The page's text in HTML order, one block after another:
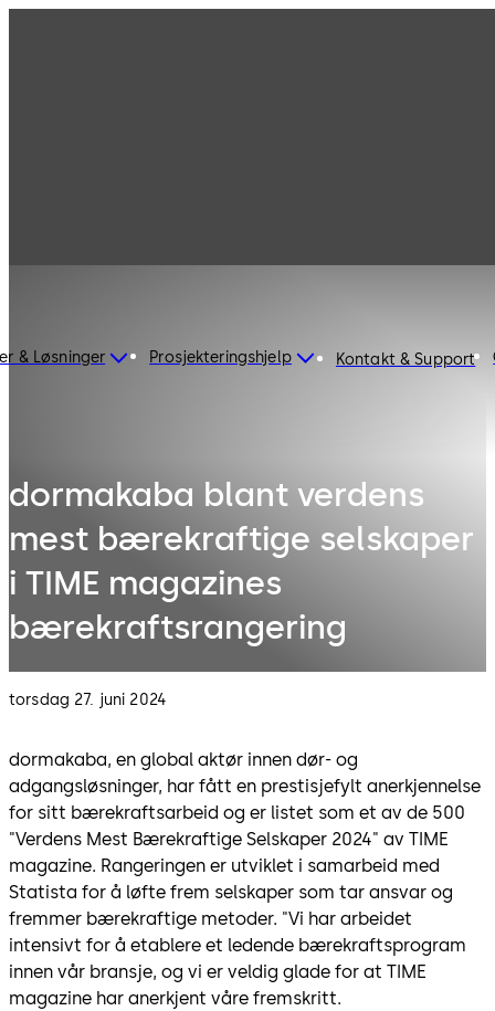
& Løsninger Prosjekteringshjelp Kontakt & Support
dormakaba blant verdens
mest bærekraftige selskaper
i TIME magazines
bærekraftsrangering
torsdag 27. juni 2024
dormakaba, en global aktør innen dør- og
adgangsløsninger, har fått en prestisjefylt anerkjennelse
for sitt bærekraftsarbeid og er listet som et av de 500
"Verdens Mest Bærekraftige Selskaper 2024" av TIME
magazine. Rangeringen er utviklet i samarbeid med
Statista for å løfte frem selskaper som tar ansvar og
fremmer bærekraftige metoder. "Vi har arbeidet
intensivt for å etablere et ledende bærekraftsprogram
innen vår bransje, og vi er veldig glade for at TIME
magazine har anerkjent våre fremskritt.